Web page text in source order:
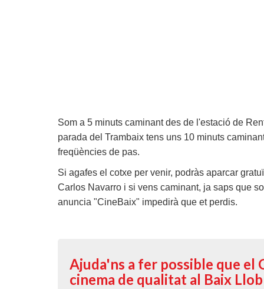
Som a 5 minuts caminant des de l'estació de
parada del Trambaix tens uns 10 minuts
freqüències de pas.
Si agafes el cotxe per venir, podràs aparcar
Carlos Navarro i si vens caminant, ja saps que
anuncia "CineBaix" impedirà que et perdis.
Ajuda'ns a fer possible que
cinema de qualitat al Baix